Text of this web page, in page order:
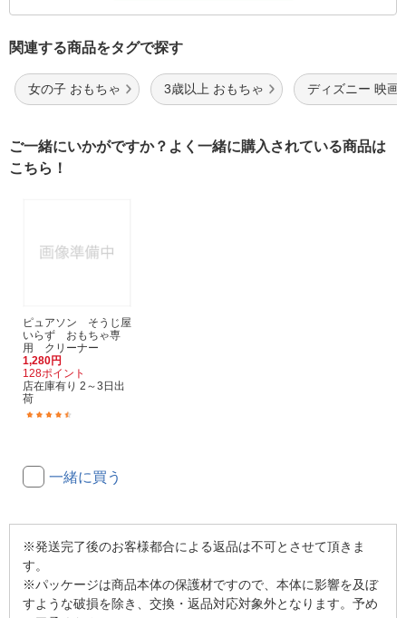
関連する商品をタグで探す
女の子 おもちゃ 3歳以上 おもちゃ ディズニー 映画
ご一緒にいかがですか？よく一緒に購入されている商品は
こちら！
ピュアソン そうじ屋
いらず おもちゃ専
用 クリーナー
1,280円
128ポイント
店在庫有り 2～3日出
荷
一緒に買う
※発送完了後のお客様都合による返品は不可とさせて頂きま
す。
※パッケージは商品本体の保護材ですので、本体に影響を及ぼ
すような破損を除き、交換・返品対応対象外となります。予め